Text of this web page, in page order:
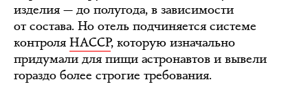
изделия — до полугода, в зависимости
от состава. Но отель подчиняется системе
контроля HACCP, которую изначально
придумали для пищи астронавтов и вывели
гораздо более строгие требования.